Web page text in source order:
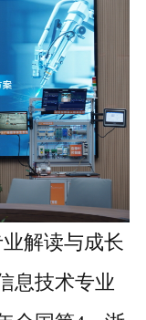
解读与成长
息技术专业